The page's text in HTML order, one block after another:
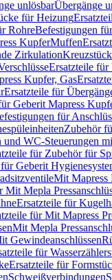
unlösbarÜbergänge
für Heizung
RohreBefestigungen
KupferMuffen
Zirkulation
Ersatzteile für
Kupfer, Gas
Ersatzteile für
Geberit Mapress
für
Zubehör
und WC-Steuerungen
für Zubehör für
Geberit
Mit Mapress
Mit Mepla
Ersatzteile für
für Mit Mapress
Mit Mepla
Gewindeanschlüssen
für
Ersatzteile für
Schweißverbindungen